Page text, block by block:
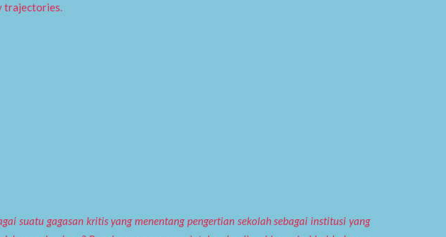
trajectories.
suatu gagasan kritis yang menentang pengertian sekolah sebagai institusi yang